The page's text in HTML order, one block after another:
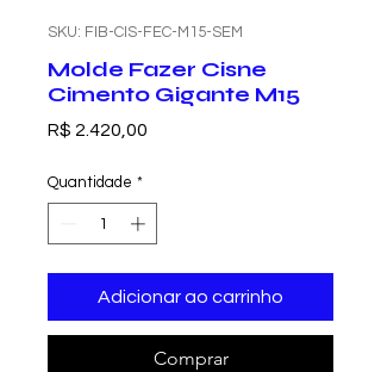
SKU: FIB-CIS-FEC-M15-SEM
Molde Fazer Cisne
Cimento Gigante M15
R$ 2.420,00
Quantidade *
Adicionar ao carrinho
Comprar